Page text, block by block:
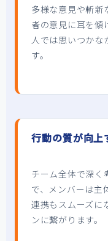
多様な意見や斬新
者の意見に耳を傾
人では思いつかな
す。
行動の質が向上
チーム全体で深く
で、メンバーは主
連携もスムーズに
ンに繋がります。